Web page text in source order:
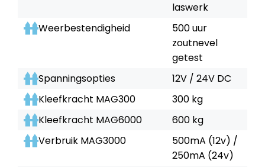
laswerk
Weerbestendigheid
500 uur
zoutnevel
getest
Spanningsopties
12V / 24V DC
Kleefkracht MAG300
300 kg
Kleefkracht MAG6000
600 kg
Verbruik MAG3000
500mA (12v) /
250mA (24v)